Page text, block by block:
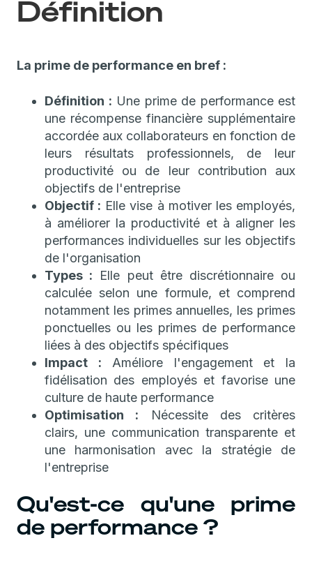
Définition
La prime de performance en bref :
Définition : Une prime de performance est
une récompense financière supplémentaire
accordée aux collaborateurs en fonction de
leurs résultats professionnels, de leur
productivité ou de leur contribution aux
objectifs de l'entreprise
Objectif : Elle vise à motiver les employés,
à améliorer la productivité et à aligner les
performances individuelles sur les objectifs
de l'organisation
Types : Elle peut être discrétionnaire ou
calculée selon une formule, et comprend
notamment les primes annuelles, les primes
ponctuelles ou les primes de performance
liées à des objectifs spécifiques
Impact : Améliore l'engagement et la
fidélisation des employés et favorise une
culture de haute performance
Optimisation : Nécessite des critères
clairs, une communication transparente et
une harmonisation avec la stratégie de
l'entreprise
Qu'est-ce qu'une prime
de performance ?